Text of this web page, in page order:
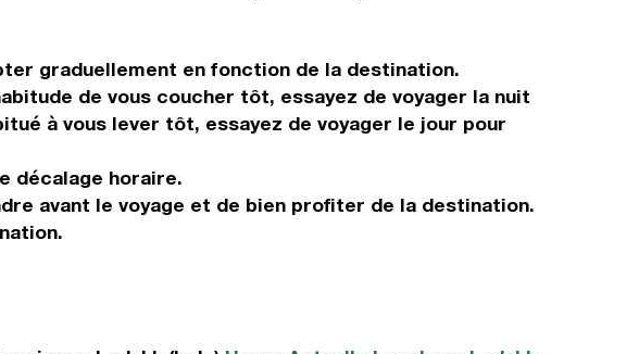
graduellement en fonction de la destination.
de vous coucher tôt, essayez de voyager la nuit
à vous lever tôt, essayez de voyager le jour pour
décalage horaire.
avant le voyage et de bien profiter de la destination.